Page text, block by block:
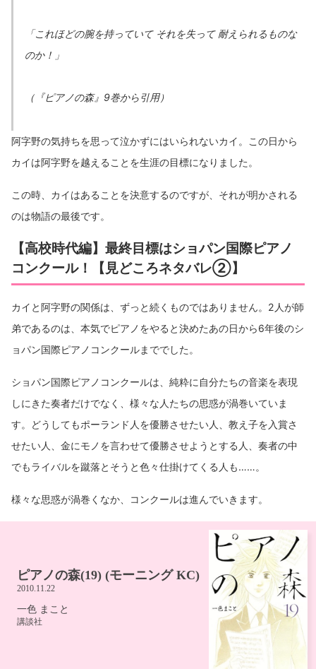
「これほどの腕を持っていて それを失って 耐えられるものな
のか！」
（『ピアノの森』9巻から引用）
阿字野の気持ちを思って泣かずにはいられないカイ。この日から
カイは阿字野を越えることを生涯の目標になりました。
この時、カイはあることを決意するのですが、それが明かされる
のは物語の最後です。
【高校時代編】最終目標はショパン国際ピアノ
コンクール！【見どころネタバレ②】
カイと阿字野の関係は、ずっと続くものではありません。2人が師
弟であるのは、本気でピアノをやると決めたあの日から6年後のシ
ョパン国際ピアノコンクールまででした。
ショパン国際ピアノコンクールは、純粋に自分たちの音楽を表現
しにきた奏者だけでなく、様々な人たちの思惑が渦巻いていま
す。どうしてもポーランド人を優勝させたい人、教え子を入賞さ
せたい人、金にモノを言わせて優勝させようとする人、奏者の中
でもライバルを蹴落とそうと色々仕掛けてくる人も……。
様々な思惑が渦巻くなか、コンクールは進んでいきます。